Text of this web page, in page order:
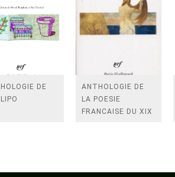
DE
ANTHOLOGIE DE
LA POESIE
FRANCAISE DU XIX